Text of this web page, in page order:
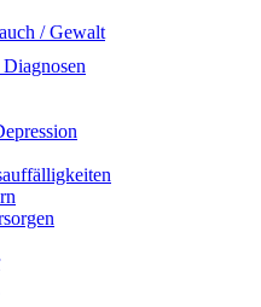
/ Gewalt